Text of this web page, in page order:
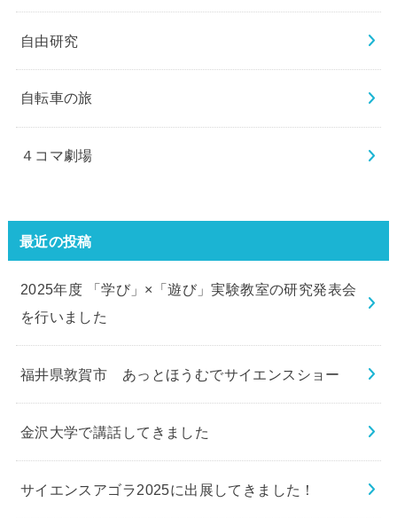
自由研究
自転車の旅
４コマ劇場
最近の投稿
2025年度 「学び」×「遊び」実験教室の研究発表会
を行いました
福井県敦賀市 あっとほうむでサイエンスショー
金沢大学で講話してきました
サイエンスアゴラ2025に出展してきました！